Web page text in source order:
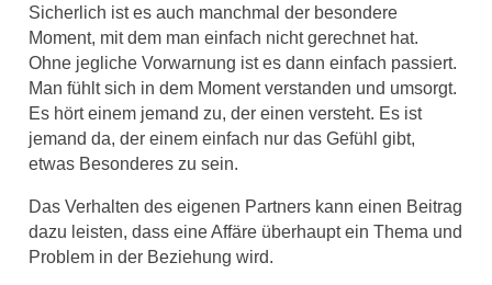
Sicherlich ist es auch manchmal der besondere
Moment, mit dem man einfach nicht gerechnet hat.
Ohne jegliche Vorwarnung ist es dann einfach passiert.
Man fühlt sich in dem Moment verstanden und umsorgt.
Es hört einem jemand zu, der einen versteht. Es ist
jemand da, der einem einfach nur das Gefühl gibt,
etwas Besonderes zu sein.
Das Verhalten des eigenen Partners kann einen Beitrag
dazu leisten, dass eine Affäre überhaupt ein Thema und
Problem in der Beziehung wird.